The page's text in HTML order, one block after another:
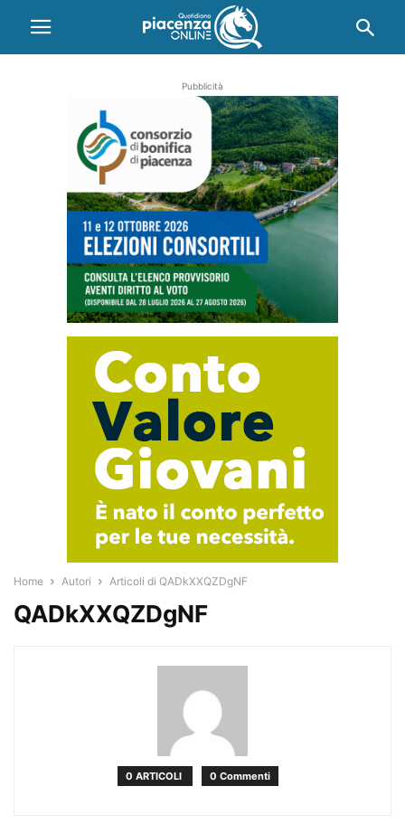
Pubblicità
Home Autori Articoli di QADkXXQZDgNF
QADkXXQZDgNF
0 ARTICOLI 0 Commenti